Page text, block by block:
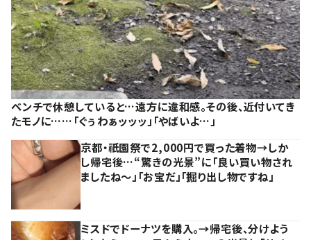
ベンチで休憩していると…遠方に違和感。その後、近付いてき
たモノに……「ぐぅわぁッッッ」「やばいよ…」
京都・祇園祭で2,000円で買った着物→しか
し帰宅後…“驚きの光景”に「良い買い物され
ましたね～」「お宝だ」「掘り出し物ですね」
ミスドでドーナツを購入。→帰宅後、分けよう